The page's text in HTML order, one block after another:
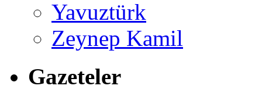
Yavuztürk
Zeynep Kamil
Gazeteler